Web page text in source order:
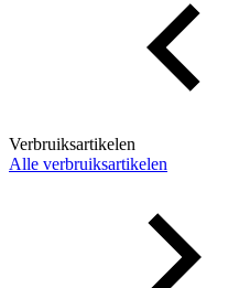
Verbruiksartikelen
Alle verbruiksartikelen